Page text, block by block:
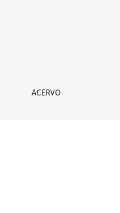
ACERVO